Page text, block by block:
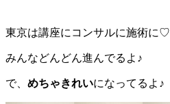
東京は講座にコンサルに施術に♡
みんなどんどん進んでるよ♪
で、 めちゃきれいになってるよ♪